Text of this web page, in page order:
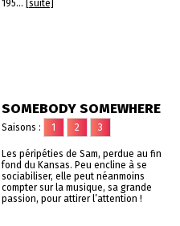
195... [suite]
SOMEBODY SOMEWHERE
Saisons : 1 2 3
Les péripéties de Sam, perdue au fin
fond du Kansas. Peu encline à se
sociabiliser, elle peut néanmoins
compter sur la musique, sa grande
passion, pour attirer l’attention !